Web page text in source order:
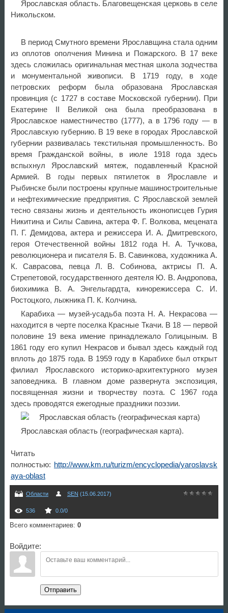
Ярославская область. Благовещенская церковь в селе
Никольском.
В период Смутного времени Ярославщина стала одним
из оплотов ополчения Минина и Пожарского. В 17 веке
здесь сложилась оригинальная местная школа зодчества
и монументальной живописи. В 1719 году, в ходе
петровских реформ была образована Ярославская
провинция (с 1727 в составе Московской губернии). При
Екатерине II Великой она была преобразована в
Ярославское наместничество (1777), а в 1796 году — в
Ярославскую губернию. В 19 веке в городах Ярославской
губернии развивалась текстильная промышленность. Во
время Гражданской войны, в июле 1918 года здесь
вспыхнул Ярославский мятеж, подавленный Красной
Армией. В годы первых пятилеток в Ярославле и
Рыбинске были построены крупные машиностроительные
и нефтехимические предприятия. С Ярославской землей
тесно связаны жизнь и деятельность иконописцев Гурия
Никитина и Силы Савина, актера Ф. Г. Волкова, мецената
П. Г. Демидова, актера и режиссера И. А. Дмитревского,
героя Отечественной войны 1812 года Н. А. Тучкова,
революционера и писателя Б. В. Савинкова, художника А.
К. Саврасова, певца Л. В. Собинова, актрисы П. А.
Стрепетовой, государственного деятеля Ю. В. Андропова,
биохимика В. А. Энгельгардта, кинорежиссера С. И.
Ростоцкого, лыжника П. К. Колчина.
Карабиха — музей-усадьба поэта Н. А. Некрасова —
находится в черте поселка Красные Ткачи. В 18 — первой
половине 19 века имение принадлежало Голицыным. В
1861 году его купил Некрасов и бывал здесь каждый год
вплоть до 1875 года. В 1959 году в Карабихе был открыт
филиал Ярославского историко-архитектурного музея
заповедника. В главном доме развернута экспозиция,
посвященная жизни и творчеству поэта. С 1967 года
здесь проводятся ежегодные праздники поэзии.
Ярославская область (географическая карта).
Читать
полностью: http://www.km.ru/turizm/encyclopedia/yaroslavsk
aya-oblast
Области SEN (15.06.2017)
536 0.0/0
Всего комментариев: 0
Войдите:
Отправить